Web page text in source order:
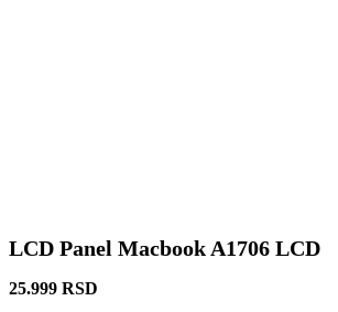
LCD Panel Macbook A1706 LCD
25.999 RSD